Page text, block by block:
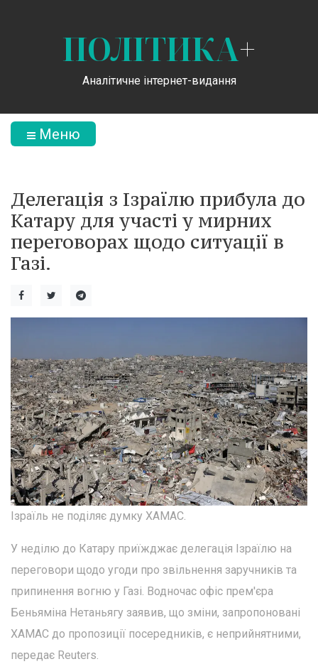
ПОЛІТИКА+
Аналітичне інтернет-видання
Меню
Делегація з Ізраїлю прибула до
Катару для участі у мирних
переговорах щодо ситуації в
Газі.
Ізраїль не поділяє думку ХАМАС.
У неділю до Катару приїжджає делегація Ізраїлю на
переговори щодо угоди про звільнення заручників та
припинення вогню у Газі. Водночас офіс прем'єра
Беньяміна Нетаньягу заявив, що зміни, запропоновані
ХАМАС до пропозиції посередників, є неприйнятними,
передає Reuters.